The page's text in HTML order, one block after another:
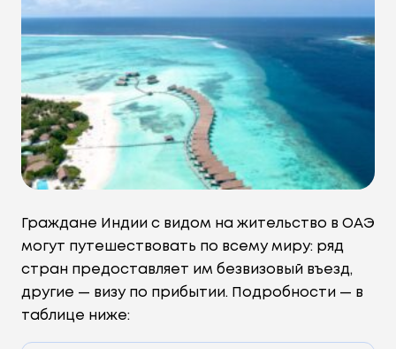
Граждане Индии с видом на жительство в ОАЭ
могут путешествовать по всему миру: ряд
стран предоставляет им безвизовый въезд,
другие — визу по прибытии. Подробности — в
таблице ниже: